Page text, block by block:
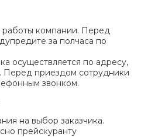
работы компании. Перед
за полчаса по
осуществляется по адресу,
Перед приездом сотрудники
звонком.
на выбор заказчика.
прейскуранту